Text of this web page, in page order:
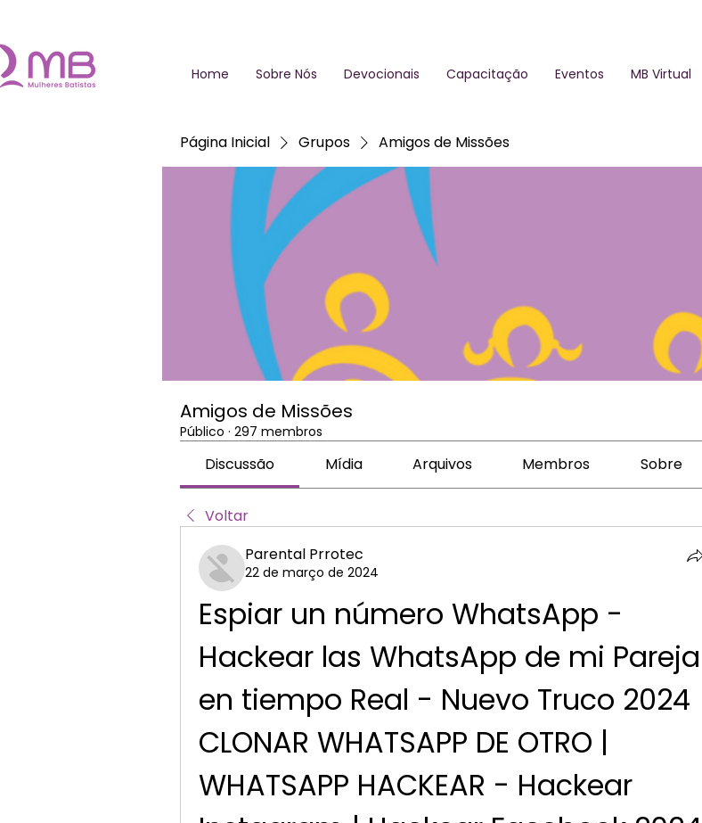
Home Sobre Nós Devocionais Capacitação Eventos MB Virtual
Página Inicial Grupos Amigos de Missões
Amigos de Missões
Público · 297 membros
Discussão Mídia Arquivos Membros Sobre
Voltar
Parental Prrotec
22 de março de 2024
Espiar un número WhatsApp -
Hackear las WhatsApp de mi Pareja
en tiempo Real - Nuevo Truco 2024
CLONAR WHATSAPP DE OTRO |
WHATSAPP HACKEAR - Hackear